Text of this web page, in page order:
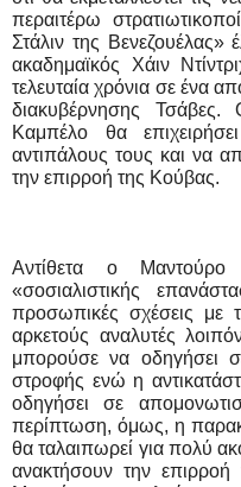
περαιτέρω
Στάλιν της Βενεζουέλας»
ακαδημαϊκός Χάιν
τελευταία χρόνια σε ένα
διακυβέρνησης Τσάβες.
Καμπέλο θα
αντιπάλους τους και να
την επιρροή της Κούβας.
Αντίθετα ο
«σοσιαλιστικής
προσωπικές σχέσεις με
αρκετούς αναλυτές
μπορούσε να οδηγήσει
στροφής ενώ η
οδηγήσει σε
περίπτωση, όμως, η
θα ταλαιπωρεί για πολύ
ανακτήσουν την